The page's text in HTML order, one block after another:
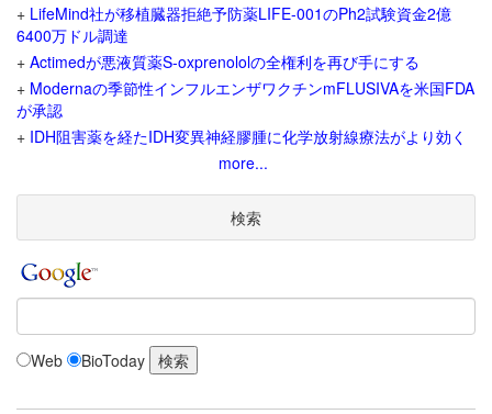
+ LifeMind社が移植臓器拒絶予防薬LIFE-001のPh2試験資金2億
6400万ドル調達
+ Actimedが悪液質薬S-oxprenololの全権利を再び手にする
+ Modernaの季節性インフルエンザワクチンmFLUSIVAを米国FDA
が承認
+ IDH阻害薬を経たIDH変異神経膠腫に化学放射線療法がより効く
more...
検索
Web BioToday